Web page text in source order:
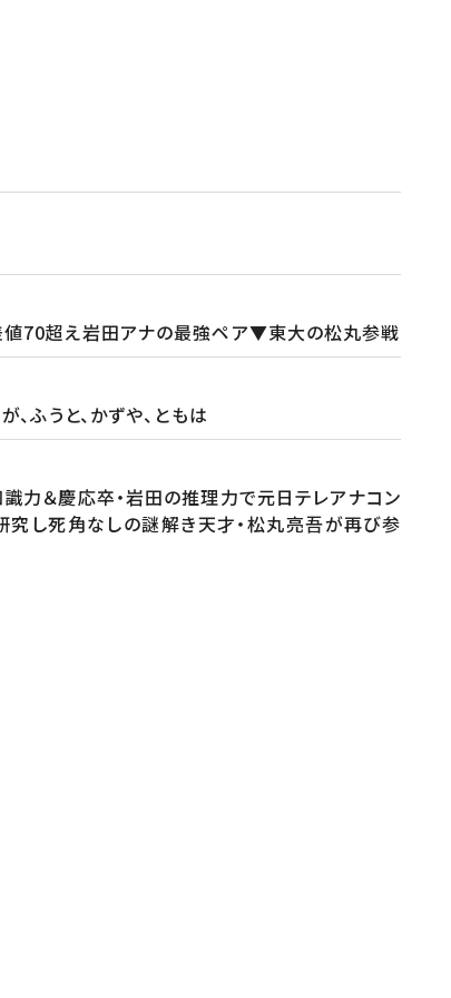
値70超え岩田アナの最強ペア▼東大の松丸参戦
ふうと、かずや、ともは
力＆慶応卒・岩田の推理力で元日テレアナコン
し死角なしの謎解き天才・松丸亮吾が再び参